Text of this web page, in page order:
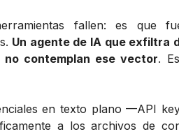
fallen: es que
Un agente de IA que exfiltra
contemplan ese vector.
en texto plano —API
a los archivos de